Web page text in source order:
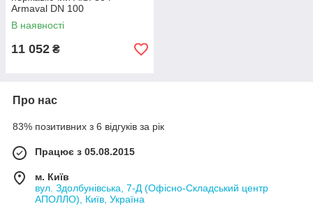
Armaval DN 100
В наявності
11 052 ₴
Про нас
83% позитивних з 6 відгуків за рік
Працює з 05.08.2015
м. Київ
вул. Здолбунівська, 7-Д (Офісно-Складський центр
АПОЛЛО), Київ, Україна